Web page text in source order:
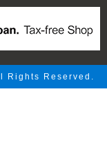
Rights Reserved.